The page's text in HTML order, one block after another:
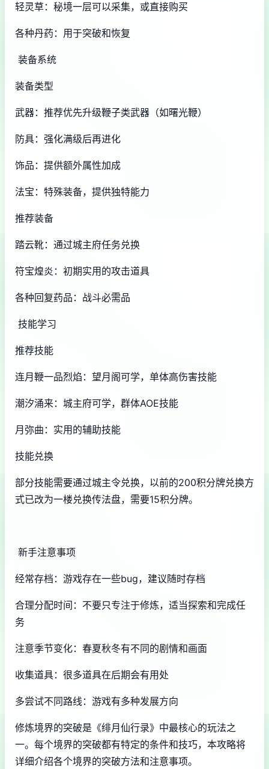
轻灵草：秘境一层可以采集，或直接购买
各种丹药：用于突破和恢复
装备系统
装备类型
武器：推荐优先升级鞭子类武器（如曙光鞭）
防具：强化满级后再进化
饰品：提供额外属性加成
法宝：特殊装备，提供独特能力
推荐装备
踏云靴：通过城主府任务兑换
符宝煌炎：初期实用的攻击道具
各种回复药品：战斗必需品
技能学习
推荐技能
连月鞭一品烈焰：望月阁可学，单体高伤害技能
潮汐涌来：城主府可学，群体AOE技能
月弥曲：实用的辅助技能
技能兑换
部分技能需要通过城主令兑换，以前的200积分牌兑换方
式已改为一楼兑换传法盘，需要15积分牌。
新手注意事项
经常存档：游戏存在一些bug，建议随时存档
合理分配时间：不要只专注于修炼，适当探索和完成任
务
注意季节变化：春夏秋冬有不同的剧情和画面
收集道具：很多道具在后期会有用处
多尝试不同路线：游戏有多种发展方向
修炼境界的突破是《绯月仙行录》中最核心的玩法之
一。每个境界的突破都有特定的条件和技巧，本攻略将
详细介绍各个境界的突破方法和注意事项。